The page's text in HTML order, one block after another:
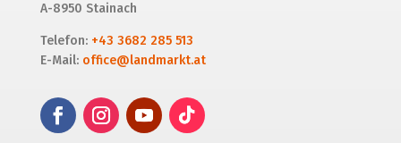
A-8950 Stainach
Telefon: +43 3682 285 513
E-Mail: office@landmarkt.at